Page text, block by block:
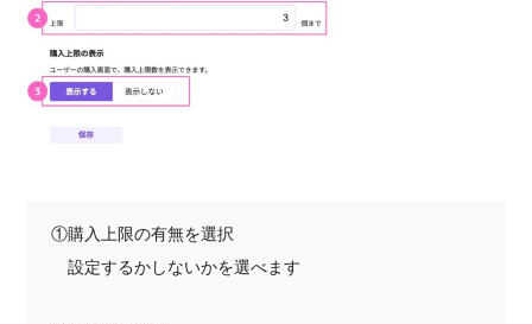
①購入上限の有無を選択
設定するかしないかを選べます